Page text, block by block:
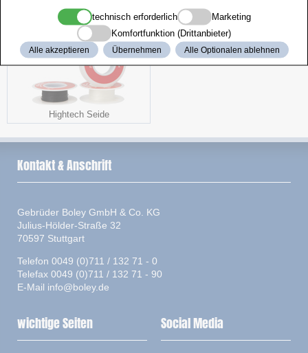
Hilfsartikel Kunststoffschlaufen
Hightech Seide
technisch erforderlich
Marketing
Komfortfunktion (Drittanbieter)
Alle akzeptieren Übernehmen Alle Optionalen ablehnen
Kontakt & Anschrift
Gebrüder Boley GmbH & Co. KG
Julius-Hölder-Straße 32
70597 Stuttgart
Telefon 0049 (0)711 / 132 71 - 0
Telefax 0049 (0)711 / 132 71 - 90
E-Mail info@boley.de
wichtige Seiten Social Media